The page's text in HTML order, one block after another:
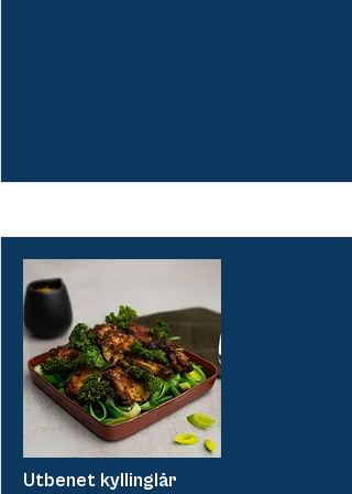
More
Utbenet kyllinglår